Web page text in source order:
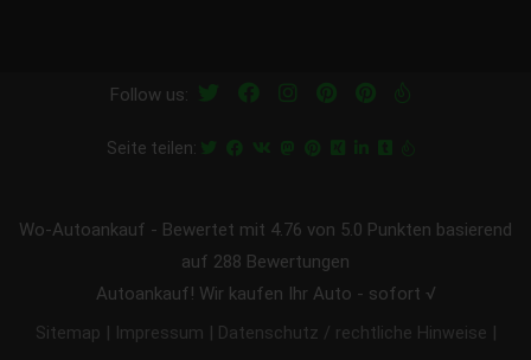
Follow us:
Seite teilen:
Wo-Autoankauf - Bewertet mit 4.76 von 5.0 Punkten basierend
auf 288 Bewertungen
Autoankauf! Wir kaufen Ihr Auto - sofort √
Sitemap Impressum Datenschutz / rechtliche Hinweise